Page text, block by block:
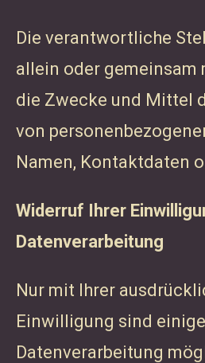
Die verantwortliche
allein oder gemeinsam
die Zwecke und Mittel
von
Namen, Kontaktdaten
Widerruf Ihrer
Datenverarbeitung
Nur mit Ihrer
Einwilligung sind
Datenverarbeitung